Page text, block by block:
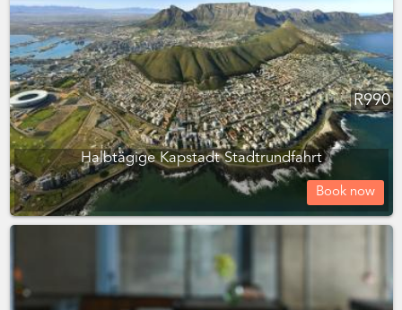
R990
Halbtägige Kapstadt Stadtrundfahrt
Book now